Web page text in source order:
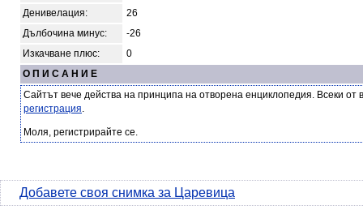
Денивелация:
26
Дълбочина минус:
-26
Изкачване плюс:
0
О П И С А Н И Е
Сайтът вече действа на принципа на отворена енциклопедия. Всеки
регистрация.
Моля, регистрирайте се.
Добавете своя снимка за Царевица